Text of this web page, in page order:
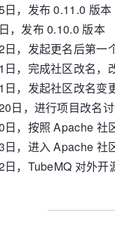
，发布 0.11.0 版本
，发布 0.10.0 版本
，发起更名后第一
，完成社区改名，
，发起社区改名变
日，进行项目改名
，按照 Apache 社
日，进入 Apache 社
，TubeMQ 对外